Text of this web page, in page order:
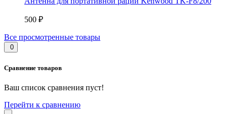
500 ₽
Все просмотренные товары
0
Сравнение товаров
Ваш список сравнения пуст!
Перейти к сравнению